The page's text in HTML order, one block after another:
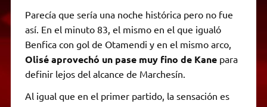
Parecía que sería una noche histórica pero no fue
así. En el minuto 83, el mismo en el que igualó
Benfica con gol de Otamendi y en el mismo arco,
Olisé aprovechó un pase muy fino de Kanepara
definir lejos del alcance de Marchesín.
Al igual que en el primer partido, la sensación es